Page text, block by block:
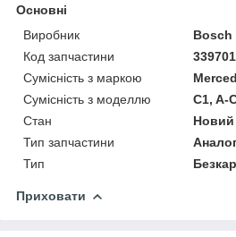
Основні
Виробник
Bosch
Код запчастини
Сумісність з маркою
Сумісність з моделлю
C1, A-
Стан
Новий
Тип запчастини
Тип
Приховати